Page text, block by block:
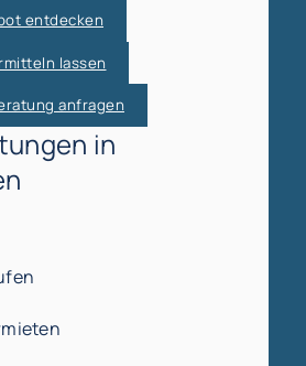
entdecken
lassen
anfragen
in